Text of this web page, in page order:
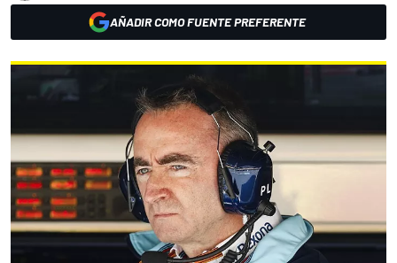
AÑADIR COMO FUENTE PREFERENTE